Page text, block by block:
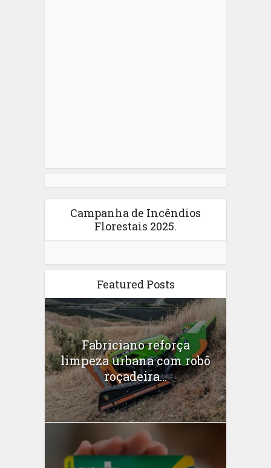
Campanha de Incêndios
Florestais 2025.
Featured Posts
Fabriciano reforça
limpeza urbana com robô
roçadeira...